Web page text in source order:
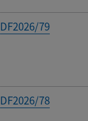
DF2026/79
DF2026/78